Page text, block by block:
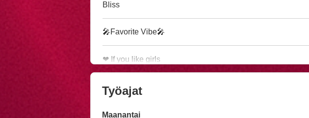
Bliss
🎤Favorite Vibe🎤
❤ If you like girls
Työajat
Maanantai